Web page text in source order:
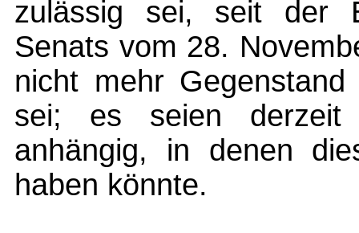
zulässig sei, seit der
Senats vom 28.
nicht mehr
sei; es seien derzeit
anhängig, in denen
haben könnte.